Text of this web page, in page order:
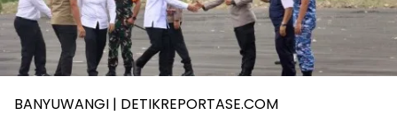
BANYUWANGI | DETIKREPORTASE.COM